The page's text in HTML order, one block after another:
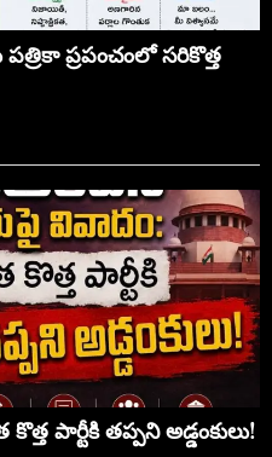
ప్రపంచంలో సరికొత్త
పార్టీకి తప్పని అడ్డంకులు!